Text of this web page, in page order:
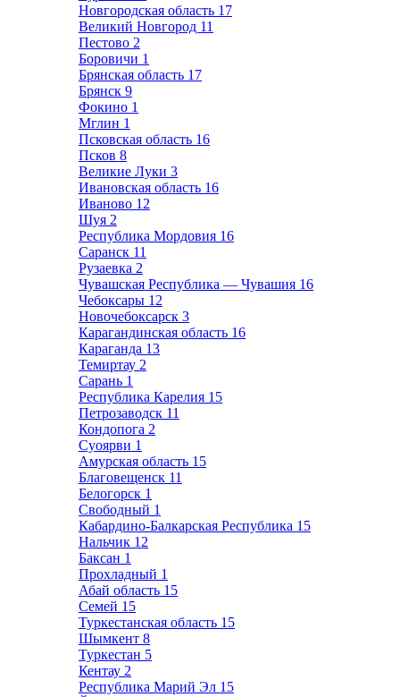
Новгородская область 17
Великий Новгород 11
Пестово 2
Боровичи 1
Брянская область 17
Брянск 9
Фокино 1
Мглин 1
Псковская область 16
Псков 8
Великие Луки 3
Ивановская область 16
Иваново 12
Шуя 2
Республика Мордовия 16
Саранск 11
Рузаевка 2
Чувашская Республика — Чувашия 16
Чебоксары 12
Новочебоксарск 3
Карагандинская область 16
Караганда 13
Темиртау 2
Сарань 1
Республика Карелия 15
Петрозаводск 11
Кондопога 2
Суоярви 1
Амурская область 15
Благовещенск 11
Белогорск 1
Свободный 1
Кабардино-Балкарская Республика 15
Нальчик 12
Баксан 1
Прохладный 1
Абай область 15
Семей 15
Туркестанская область 15
Шымкент 8
Туркестан 5
Кентау 2
Республика Марий Эл 15